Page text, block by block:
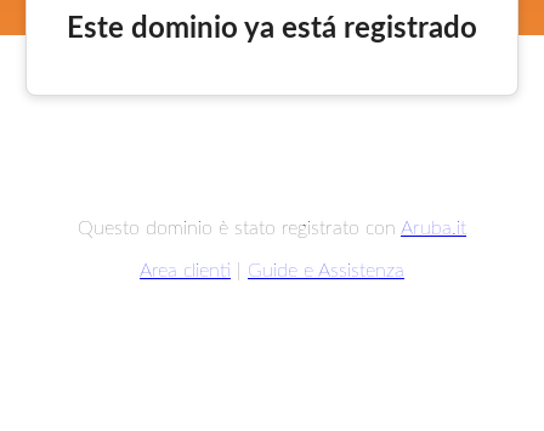
Este dominio ya está registrado
Questo dominio è stato registrato con Aruba.it
Area clienti Guide e Assistenza